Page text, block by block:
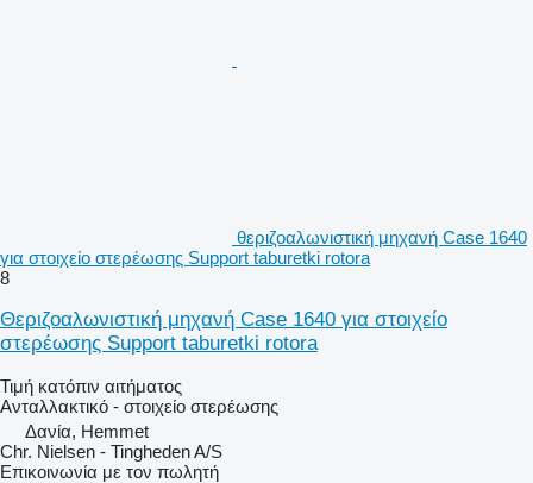
θεριζοαλωνιστική μηχανή Case 1640
για στοιχείο στερέωσης Support taburetki rotora
8
Θεριζοαλωνιστική μηχανή Case 1640 για στοιχείο
στερέωσης Support taburetki rotora
Τιμή κατόπιν αιτήματος
Ανταλλακτικό - στοιχείο στερέωσης
Δανία, Hemmet
Chr. Nielsen - Tingheden A/S
Επικοινωνία με τον πωλητή